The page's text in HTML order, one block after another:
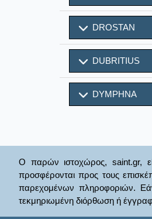
DROSTAN
DUBRITIUS
DYMPHNA
Ο παρών ιστοχώρος, saint.gr,
προσφέρονται προς τους
παρεχομένων πληροφοριών.
τεκμηριωμένη διόρθωση ή